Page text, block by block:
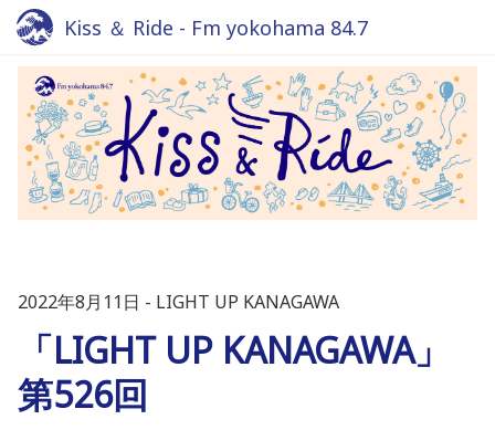
Kiss ＆ Ride - Fm yokohama 84.7
2022年8月11日 LIGHT UP KANAGAWA
「LIGHT UP KANAGAWA」
第526回